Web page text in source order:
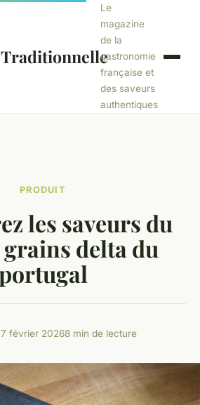
Le
magazine
de la
gastronomie
française et
des saveurs
authentiques
PRODUIT
les saveurs du
grains delta du
février 20268 min de lecture